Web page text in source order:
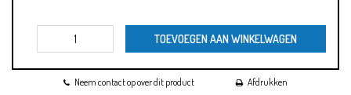
TOEVOEGEN AAN WINKELWAGEN
Neem contact op over dit product
Afdrukken